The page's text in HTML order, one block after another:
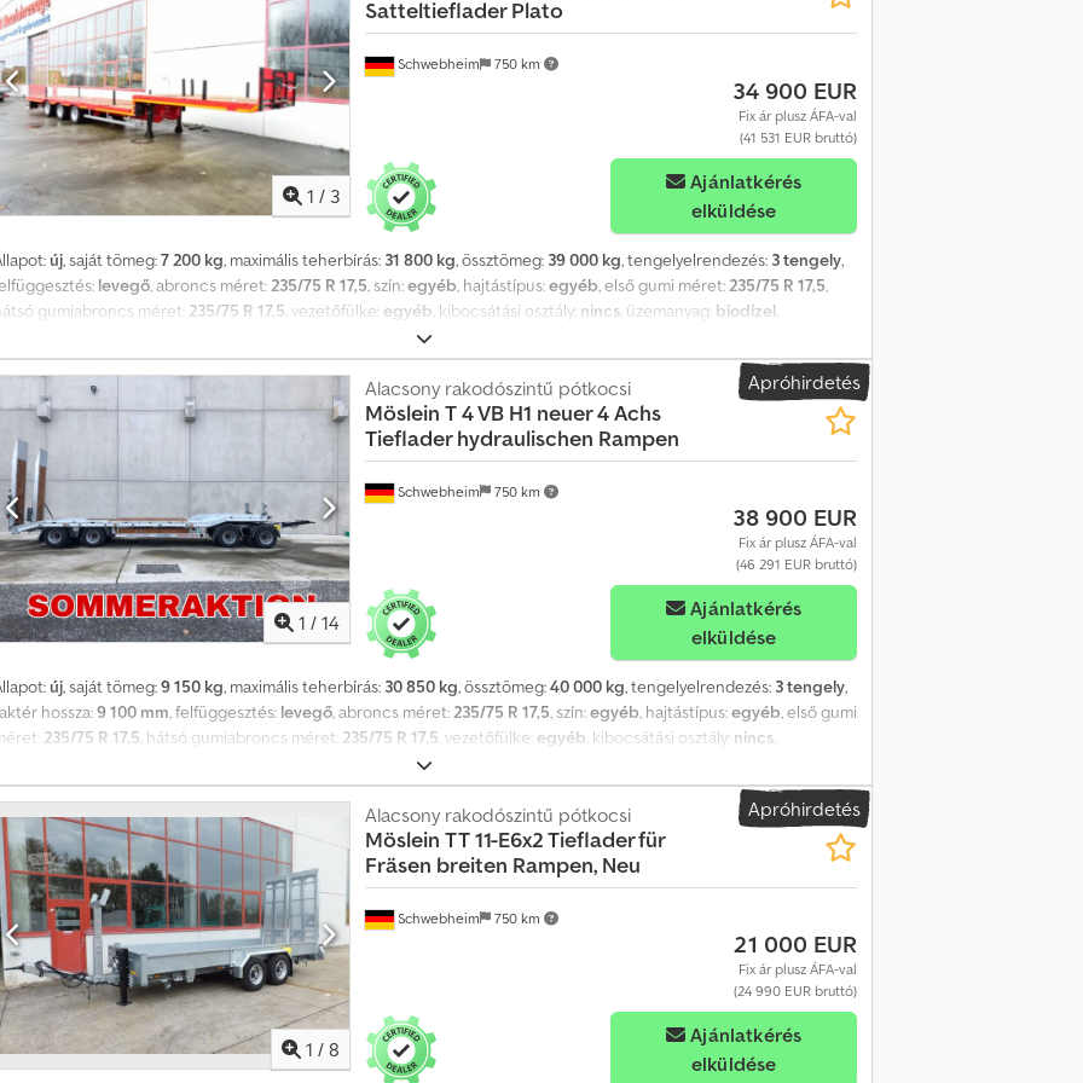
Ujrf
1 / 3
Schwebheim 750 km
Satteltieflader Plato
34 900 EUR
Fix ár plusz ÁFA-val
(41 531 EUR bruttó)
Ajánlatkérés
elküldése
új, saját tömeg:7 200 kg, maximális teherbírás: 31 800 kg, össztömeg: 39 000 kg, tengelyelrendezés: 3 tengely,
levegő , abroncs méret: 235/75 R 17,5 , szín:egyéb , hajtástípus:egyéb , első gumi méret: 235/75 R 17,5
gumiabroncs méret: 235/75 R 17,5 , vezetőfülke: egyéb , kibocsátási osztály: nincs , üzemanyag: biodízel
, Felsőágy hossza kb. 4.180 mm, mélyágy hossza kb. 9.400 mm, homlokfal
kb. 800 mm, 14 db oldalsó raktartó zseb a külső keretben, 8 db dugaszolható raktartó, 3 db keresztirányú
raktartó léc, 24 db rögzítési pont, 4 pár konténerrögzítő, -- Nyomdai hibák, tévedések és változtatások jogát
mintaképek --. További adatok: !, További részletek: ! Csdeztd Ucepfx Ag Uorf
Apróhirdetés
1 / 14
Schwebheim 750 km
Alacsony rakodószintű pótkocsi
Möslein T 4 VB H1 neuer 4 Achs
Tieflader hydraulischen Rampen
38 900 EUR
Fix ár plusz ÁFA-val
(46 291 EUR bruttó)
Ajánlatkérés
elküldése
új, saját tömeg:9 150 kg, maximális teherbírás: 30 850 kg, össztömeg:40 000 kg, tengelyelrendezés: 3 tengely,
hossza:9 100 mm , felfüggesztés: levegő , abroncs méret: 235/75 R 17,5 , szín:egyéb , hajtástípus:egyéb , első gumi
235/75 R 17,5 , hátsó gumiabroncs méret: 235/75 R 17,5 , vezetőfülke: egyéb , kibocsátási osztály: nincs
ABS, sűrített levegős fék
mérlegek, rakfelület összhossza kb. 9 100 mm, mélyágyas rész hossza kb. 6 900 mm, terhelt
kb. 890 mm, 24 db 10 t-s rögzítőgyűrű, 12 db oszloptok a külső keretben, mászóél a rámpák és hátlejtő
oldalán, felhajtórámpák (kb. 3 100 x 760 mm), oldalirányban állítható rámpák, 68 mm vastag faburkolat, fedeles
doboz rögzítőláncoknak vagy spanifernek, előírás szerinti kontúrjelölés, körbefutó figyelmeztető fény,
rögzítőfék, tengelyterhelés kijelzés, süllyesztett, tűzihorganyzott jármű, felár: rámpák hidraulikus
= ár: 1 000 €, -- Nyomdai hibák, tévedések és változtatások jogát fenntartjuk, illusztrációk --, További adatok:
További részletek: ! Crodpfeztd Upox Ag Uof
Apróhirdetés
1 / 8
Schwebheim 750 km
Alacsony rakodószintű pótkocsi
Möslein TT 11-E6x2 Tieflader für
Fräsen breiten Rampen, Neu
21 000 EUR
Fix ár plusz ÁFA-val
(24 990 EUR bruttó)
Ajánlatkérés
elküldése